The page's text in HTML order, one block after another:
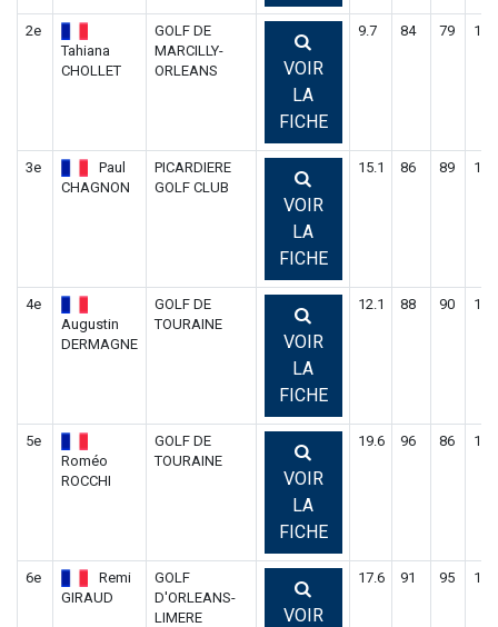
2e
Tahiana
CHOLLET
GOLF DE
MARCILLY-
ORLEANS
VOIR
LA
FICHE
9.7 84 79 163
3e
Paul
CHAGNON
PICARDIERE
GOLF CLUB
VOIR
LA
FICHE
15.1 86 89 175
4e
Augustin
DERMAGNE
GOLF DE
TOURAINE
VOIR
LA
FICHE
12.1 88 90 178
5e
Roméo
ROCCHI
GOLF DE
TOURAINE
VOIR
LA
FICHE
19.6 96 86 182
6e
Remi
GIRAUD
GOLF
D'ORLEANS-
LIMERE
VOIR
17.6 91 95 186